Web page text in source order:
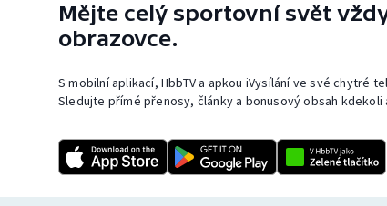
Mějte celý sportovní svět
obrazovce.
S mobilní aplikací, HbbTV a apkou iVysílání ve své chytré
Sledujte přímé přenosy, články a bonusový obsah kdekoli